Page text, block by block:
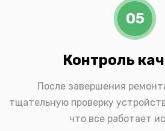
05
Контроль
После завершения
тщательную проверку
что все работает